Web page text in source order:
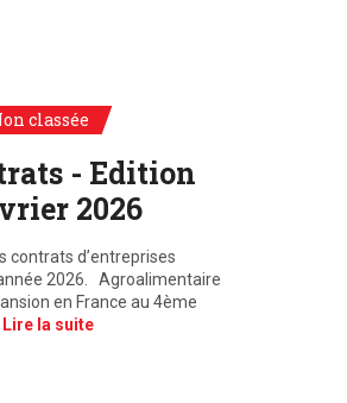
classée
- Edition
2026
contrats d’entreprises
2026. Agroalimentaire
en France au 4ème
Lire la suite